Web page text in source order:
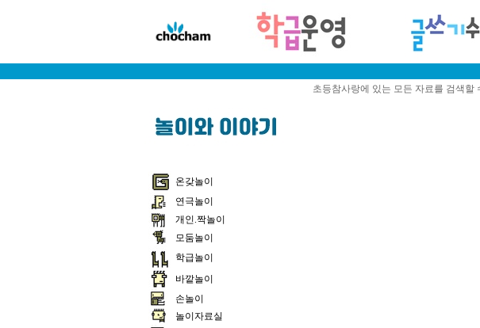
초등참사랑에 있는 모든 자료를 검색할
온갖놀이
연극놀이
개인.짝놀이
모둠놀이
학급놀이
바깥놀이
손놀이
놀이자료실